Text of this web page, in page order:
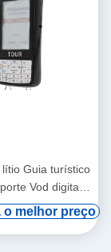
lítio Guia turístico
Vod digital e
automática
o melhor preço